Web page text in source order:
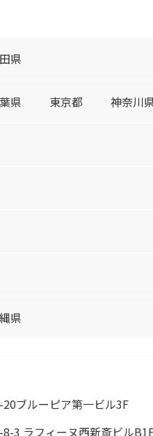
県
県 東京都 神奈川
県
ブルーピア第一ビル3F
3 ラフィーヌ西新斎ビル